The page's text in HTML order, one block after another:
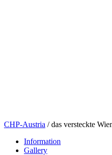
CHP-Austria /das versteckte
Information
Gallery